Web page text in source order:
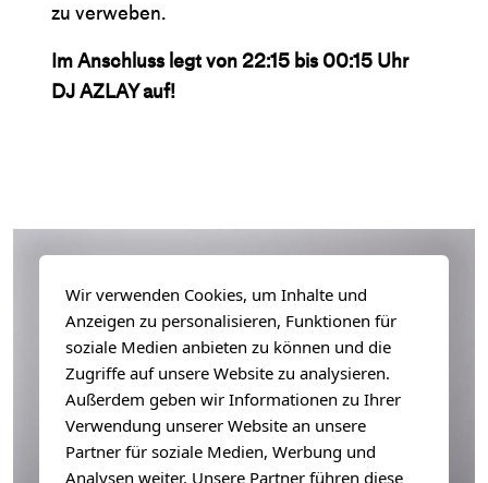
zu verweben.
Im Anschluss legt von 22:15 bis 00:15 Uhr
DJ AZLAY auf!
Wir verwenden Cookies, um Inhalte und
Anzeigen zu personalisieren, Funktionen für
soziale Medien anbieten zu können und die
Zugriffe auf unsere Website zu analysieren.
Außerdem geben wir Informationen zu Ihrer
Verwendung unserer Website an unsere
Partner für soziale Medien, Werbung und
Analysen weiter. Unsere Partner führen diese